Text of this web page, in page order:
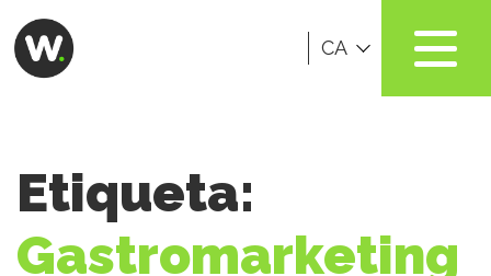
CA
Etiqueta:
Gastromarketing